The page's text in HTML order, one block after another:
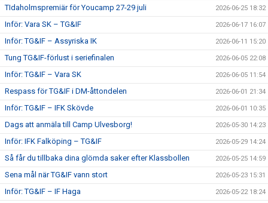
TIdaholmspremiär för Youcamp 27-29 juli 2026-06-25 18:32
Inför: Vara SK – TG&IF 2026-06-17 16:07
Inför: TG&IF – Assyriska IK 2026-06-11 15:20
Tung TG&IF-förlust i seriefinalen 2026-06-05 22:08
Inför: TG&IF – Vara SK 2026-06-05 11:54
Respass för TG&IF i DM-åttondelen 2026-06-01 21:34
Inför: TG&IF – IFK Skövde 2026-06-01 10:35
Dags att anmäla till Camp Ulvesborg! 2026-05-30 14:23
Inför: IFK Falköping – TG&IF 2026-05-29 14:24
Så får du tillbaka dina glömda saker efter Klassbollen 2026-05-25 14:59
Sena mål när TG&IF vann stort 2026-05-23 15:31
Inför: TG&IF – IF Haga 2026-05-22 18:24